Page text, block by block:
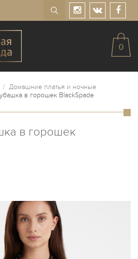
0
/ Домашние платья и ночные
в горошек BlackSpade
в горошек